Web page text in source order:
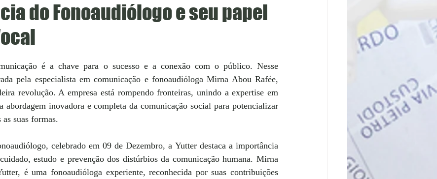
do Fonoaudiólogo e seu papel
é a chave para o sucesso e a conexão com o público. Nesse
pela especialista em comunicação e fonoaudióloga Mirna Abou Rafée,
revolução. A empresa está rompendo fronteiras, unindo a expertise em
abordagem inovadora e completa da comunicação social para potencializar
suas formas.
celebrado em 09 de Dezembro, a Yutter destaca a importância
estudo e prevenção dos distúrbios da comunicação humana. Mirna
é uma fonoaudióloga experiente, reconhecida por suas contribuições